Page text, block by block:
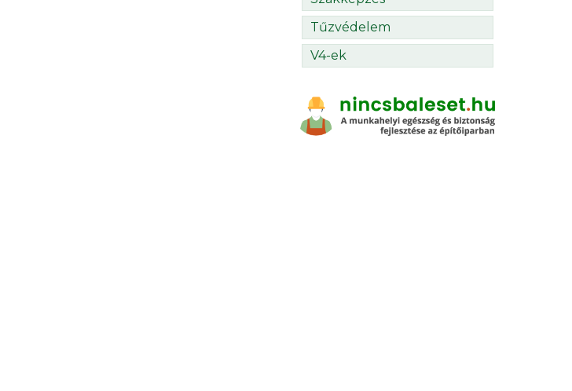
Tűzvédelem
V4-ek